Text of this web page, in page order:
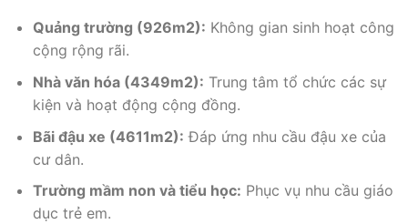
Quảng trường (926m2): Không gian sinh hoạt công
cộng rộng rãi.
Nhà văn hóa (4349m2): Trung tâm tổ chức các sự
kiện và hoạt động cộng đồng.
Bãi đậu xe (4611m2): Đáp ứng nhu cầu đậu xe của
cư dân.
Trường mầm non và tiểu học: Phục vụ nhu cầu giáo
dục trẻ em.